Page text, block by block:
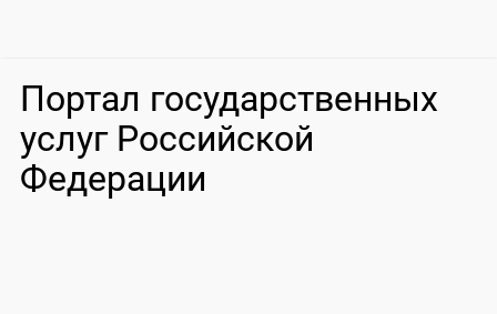
Портал государственных
услуг Российской
Федерации